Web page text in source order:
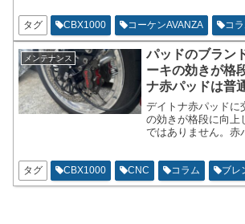
スターに合わせた
方が良いです。諸事
ーを社外品にしたい
出来るタイプのクラ
した方が良いです。
タグ CBX1000 コーケンAVANZA コ
メンテナンス
パッドのブラン
ーキの効きが格
ナ赤パッドは普
デイトナ赤パッドに
の効きが格段に向
ではありません。赤
分かりましたとい
CBX1000はブレンボ
しております。
タグ CBX1000 CNC コラム ブレ